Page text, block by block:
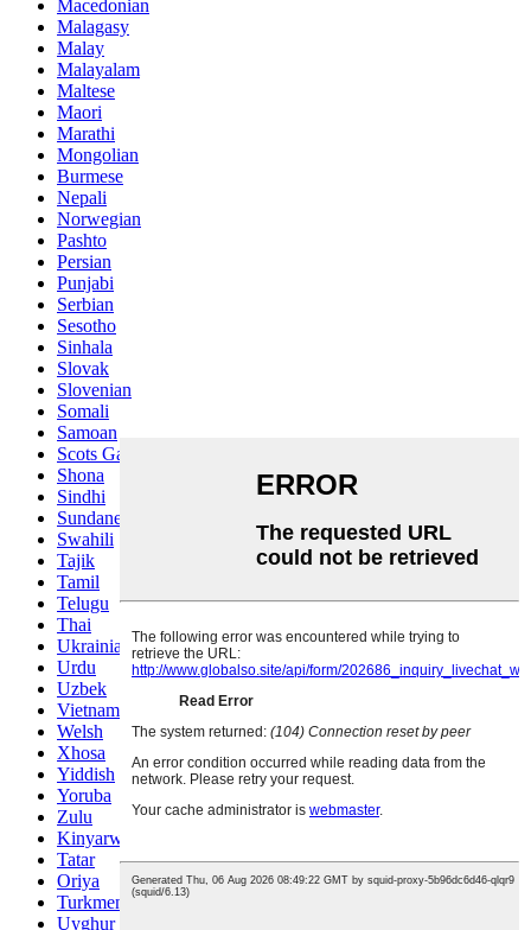
Macedonian
Malagasy
Malay
Malayalam
Maltese
Maori
Marathi
Mongolian
Burmese
Nepali
Norwegian
Pashto
Persian
Punjabi
Serbian
Sesotho
Sinhala
Slovak
Slovenian
Somali
Samoan
Scots Gaelic
Shona
Sindhi
Sundanese
Swahili
Tajik
Tamil
Telugu
Thai
Ukrainian
Urdu
Uzbek
Vietnamese
Welsh
Xhosa
Yiddish
Yoruba
Zulu
Kinyarwanda
Tatar
Oriya
Turkmen
Uyghur